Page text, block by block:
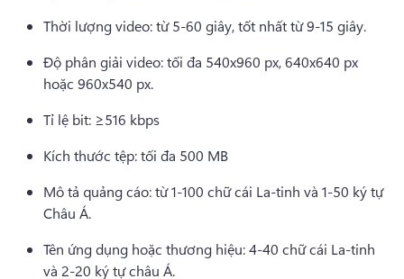
Thời lượng video: từ 5-60 giây, tốt nhất từ 9-15 giây.
Độ phân giải video: tối đa 540x960 px, 640x640 px
hoặc 960x540 px.
Tỉ lệ bit: ≥516 kbps
Kích thước tệp: tối đa 500 MB
Mô tả quảng cáo: từ 1-100 chữ cái La-tinh và 1-50 ký tự
Châu Á.
Tên ứng dụng hoặc thương hiệu: 4-40 chữ cái La-tinh
và 2-20 ký tự châu Á.